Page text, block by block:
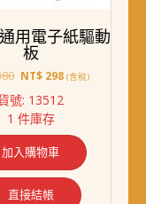
用電子紙驅動
板
原
價
格：
NT$ 380。
NT$ 298目
價
NT$ 298。
(含稅)
號: 13512
1 件庫存
加入購物車
直接結帳